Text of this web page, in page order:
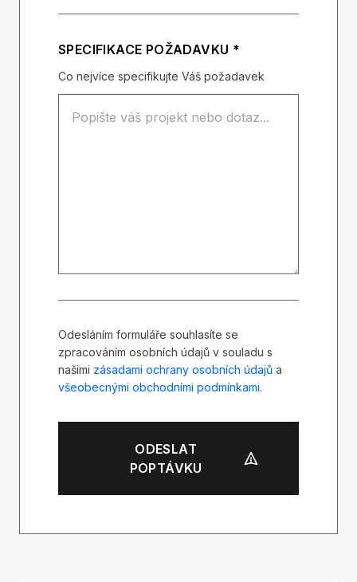
SPECIFIKACE POŽADAVKU *
Co nejvíce specifikujte Váš požadavek
Odesláním formuláře souhlasíte se
zpracováním osobních údajů v souladu s
našimi zásadami ochrany osobních údajů a
všeobecnými obchodními podmínkami.
ODESLAT
POPTÁVKU